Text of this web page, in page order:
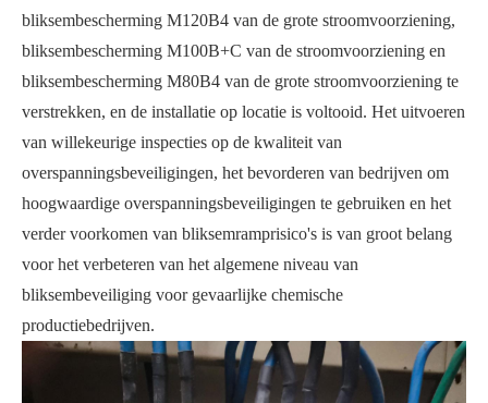
bliksembescherming M120B4 van de grote stroomvoorziening,
bliksembescherming M100B+C van de stroomvoorziening en
bliksembescherming M80B4 van de grote stroomvoorziening te
verstrekken, en de installatie op locatie is voltooid. Het uitvoeren
van willekeurige inspecties op de kwaliteit van
overspanningsbeveiligingen, het bevorderen van bedrijven om
hoogwaardige overspanningsbeveiligingen te gebruiken en het
verder voorkomen van bliksemramprisico's is van groot belang
voor het verbeteren van het algemene niveau van
bliksembeveiliging voor gevaarlijke chemische
productiebedrijven.